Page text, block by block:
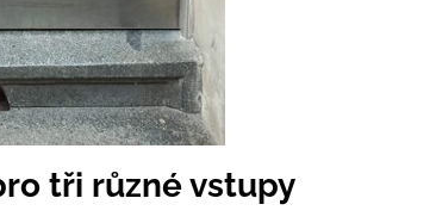
tři různé vstupy